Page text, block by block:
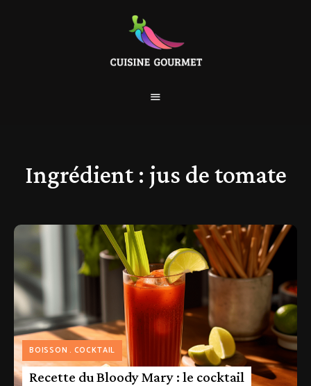
Ingrédient : jus de tomate
BOISSON COCKTAIL
Recette du Bloody Mary : le cocktail